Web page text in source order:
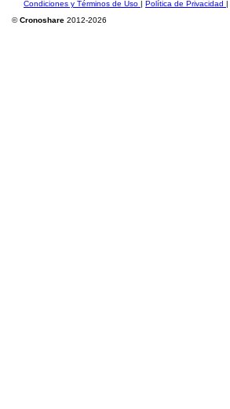
Condiciones y Términos de Uso | Política de Privacidad |
©Cronoshare 2012-2026